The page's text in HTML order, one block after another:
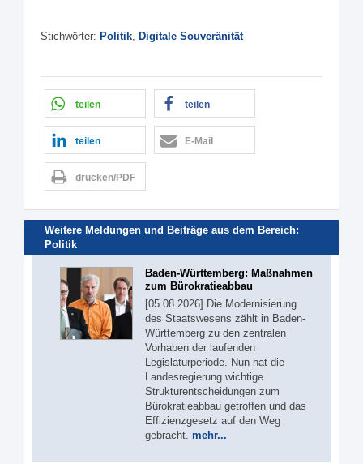
Stichwörter: Politik, Digitale Souveränität
teilen teilen
teilen E-Mail
drucken/PDF
Weitere Meldungen und Beiträge aus dem Bereich:
Politik
Baden-Württemberg: Maßnahmen
zum Bürokratieabbau
[05.08.2026] Die Modernisierung
des Staatswesens zählt in Baden-
Württemberg zu den zentralen
Vorhaben der laufenden
Legislaturperiode. Nun hat die
Landesregierung wichtige
Strukturentscheidungen zum
Bürokratieabbau getroffen und das
Effizienzgesetz auf den Weg
gebracht. mehr...